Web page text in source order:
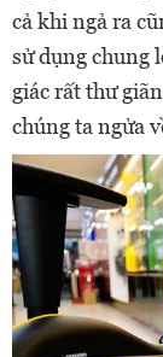
cả khi ngả ra
sử dụng chung
giác rất thư
chúng ta ngửa